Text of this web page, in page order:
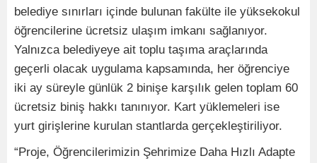
belediye sınırları içinde bulunan fakülte ile yüksekokul
öğrencilerine ücretsiz ulaşım imkanı sağlanıyor.
Yalnızca belediyeye ait toplu taşıma araçlarında
geçerli olacak uygulama kapsamında, her öğrenciye
iki ay süreyle günlük 2 binişe karşılık gelen toplam 60
ücretsiz biniş hakkı tanınıyor. Kart yüklemeleri ise
yurt girişlerine kurulan stantlarda gerçekleştiriliyor.
“Proje, Öğrencilerimizin Şehrimize Daha Hızlı Adapte